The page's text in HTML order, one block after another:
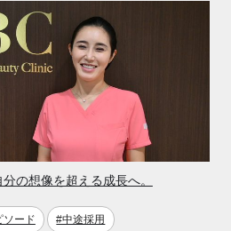
の想像を超える成長へ。
ソード #中途採用